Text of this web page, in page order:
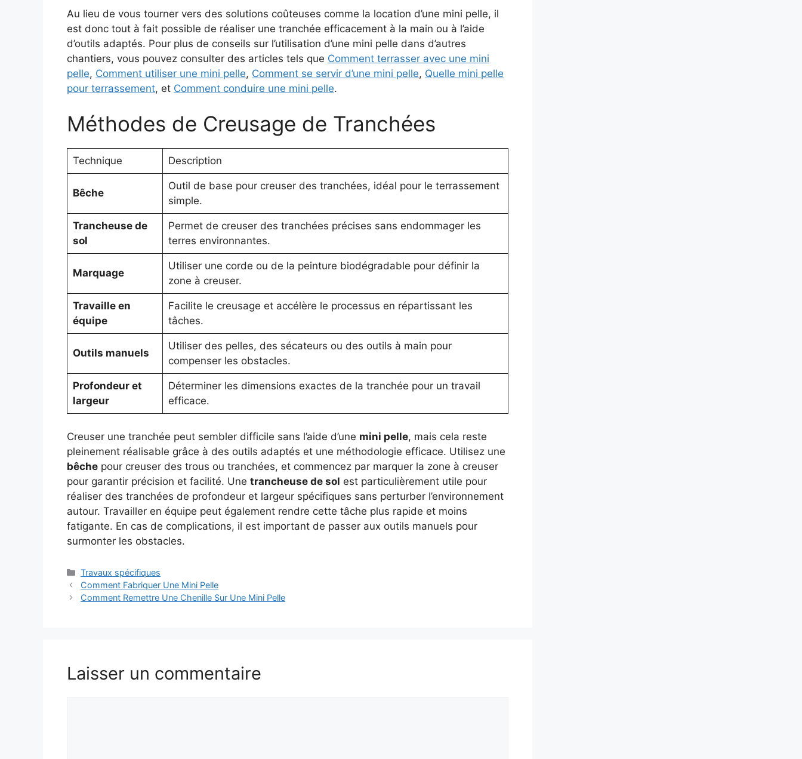
Au lieu de vous tourner vers des solutions coûteuses comme la location d’une mini pelle, il
est donc tout à fait possible de réaliser une tranchée efficacement à la main ou à l’aide
d’outils adaptés. Pour plus de conseils sur l’utilisation d’une mini pelle dans d’autres
chantiers, vous pouvez consulter des articles tels que Comment terrasser avec une mini
pelle, Comment utiliser une mini pelle, Comment se servir d’une mini pelle, Quelle mini pelle
pour terrassement, et Comment conduire une mini pelle.
Méthodes de Creusage de Tranchées
Technique Description
Bêche
Outil de base pour creuser des tranchées, idéal pour le terrassement
simple.
Trancheuse de
sol
Permet de creuser des tranchées précises sans endommager les
terres environnantes.
Marquage
Utiliser une corde ou de la peinture biodégradable pour définir la
zone à creuser.
Travaille en
équipe
Facilite le creusage et accélère le processus en répartissant les
tâches.
Outils manuels
Utiliser des pelles, des sécateurs ou des outils à main pour
compenser les obstacles.
Profondeur et
largeur
Déterminer les dimensions exactes de la tranchée pour un travail
efficace.
Creuser une tranchée peut sembler difficile sans l’aide d’une mini pelle, mais cela reste
pleinement réalisable grâce à des outils adaptés et une méthodologie efficace. Utilisez une
bêche pour creuser des trous ou tranchées, et commencez par marquer la zone à creuser
pour garantir précision et facilité. Une trancheuse de sol est particulièrement utile pour
réaliser des tranchées de profondeur et largeur spécifiques sans perturber l’environnement
autour. Travailler en équipe peut également rendre cette tâche plus rapide et moins
fatigante. En cas de complications, il est important de passer aux outils manuels pour
surmonter les obstacles.
Catégories
Travaux spécifiques
Comment Fabriquer Une Mini Pelle
Comment Remettre Une Chenille Sur Une Mini Pelle
Laisser un commentaire